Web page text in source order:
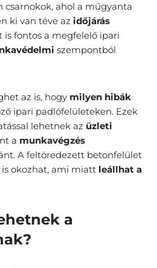
csarnokok, ahol a műgyanta
ki van téve az időjárás
is fontos a megfelelő ipari
szempontból
az is, hogy milyen hibák
ipari padlófelületeken. Ezek
lehetnek az üzleti
a munkavégzés
A feltöredezett betonfelület
is okozhat, ami miatt leállhat a
a